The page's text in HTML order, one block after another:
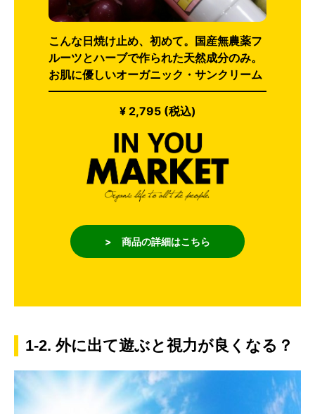
こんな日焼け止め、初めて。国産無農薬フ
ルーツとハーブで作られた天然成分のみ。
お肌に優しいオーガニック・サンクリーム
¥ 2,795 (税込)
> 商品の詳細はこちら
1-2. 外に出て遊ぶと視力が良くなる？